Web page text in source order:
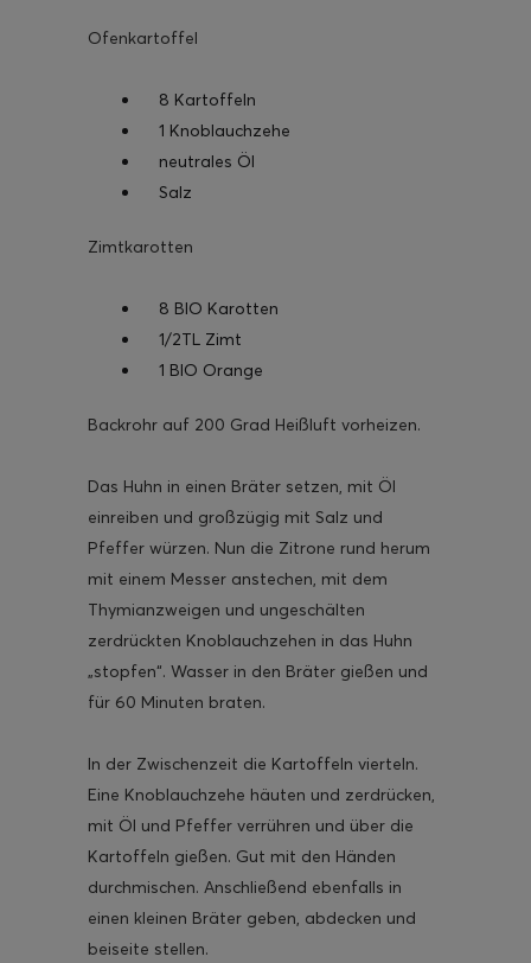
Ofenkartoffel
8 Kartoffeln
1 Knoblauchzehe
neutrales Öl
Salz
Zimtkarotten
8 BIO Karotten
1/2TL Zimt
1 BIO Orange
Backrohr auf 200 Grad Heißluft vorheizen.
Das Huhn in einen Bräter setzen, mit Öl
einreiben und großzügig mit Salz und
Pfeffer würzen. Nun die Zitrone rund herum
mit einem Messer anstechen, mit dem
Thymianzweigen und ungeschälten
zerdrückten Knoblauchzehen in das Huhn
„stopfen“. Wasser in den Bräter gießen und
für 60 Minuten braten.
In der Zwischenzeit die Kartoffeln vierteln.
Eine Knoblauchzehe häuten und zerdrücken,
mit Öl und Pfeffer verrühren und über die
Kartoffeln gießen. Gut mit den Händen
durchmischen. Anschließend ebenfalls in
einen kleinen Bräter geben, abdecken und
beiseite stellen.